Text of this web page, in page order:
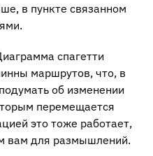
в пункте связанном
спагетти
маршрутов, что, в
об изменении
перемещается
это тоже работает,
вам для размышлений.